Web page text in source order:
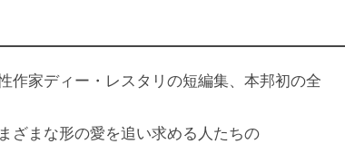
作家ディー・レスタリの短編集、本邦初の全
ざまな形の愛を追い求める人たちの